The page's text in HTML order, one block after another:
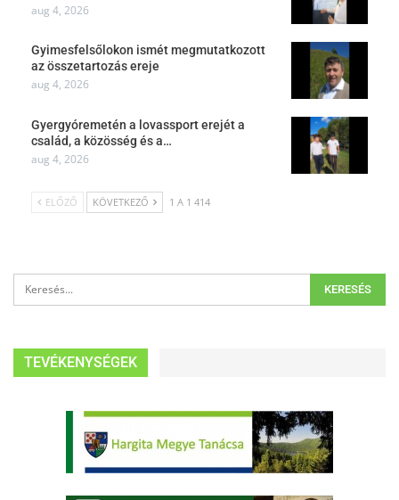
aug 4, 2026
Gyimesfelsőlokon ismét megmutatkozott
az összetartozás ereje
aug 4, 2026
Gyergyóremetén a lovassport erejét a
család, a közösség és a…
aug 4, 2026
ELŐZŐ KÖVETKEZŐ 1 A 1 414
TEVÉKENYSÉGEK